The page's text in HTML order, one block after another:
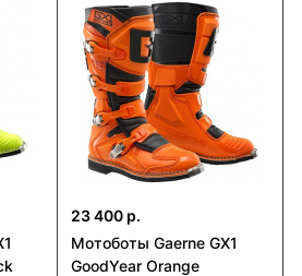
23 400 р.
Мотоботы Gaerne GX1
GoodYear Orange